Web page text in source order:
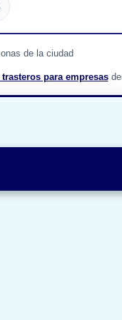
de la ciudad
para empresas